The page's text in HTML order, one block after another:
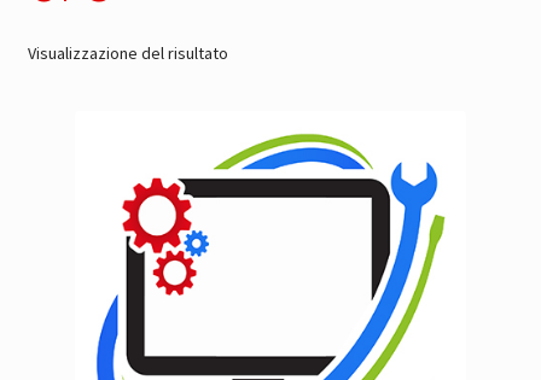
Visualizzazione del risultato